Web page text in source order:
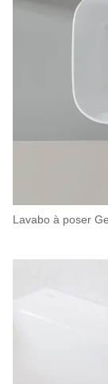
Lavabo à poser